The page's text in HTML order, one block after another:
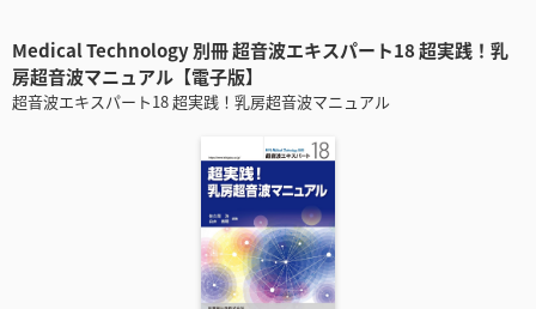
Medical Technology 別冊 超音波エキスパート18 超実践！乳
房超音波マニュアル【電子版】
超音波エキスパート18 超実践！乳房超音波マニュアル